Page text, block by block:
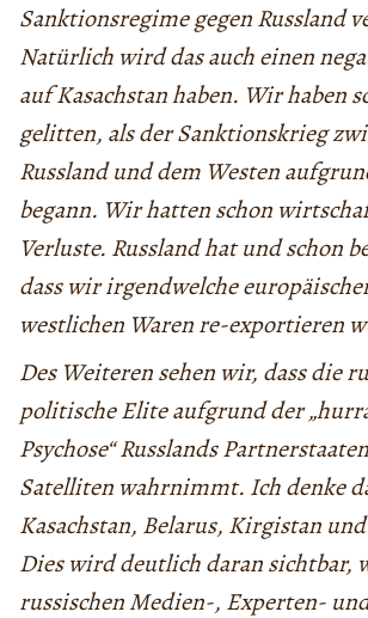
Sanktionsregime gegen Russland
Natürlich wird das auch einen
auf Kasachstan haben. Wir haben
gelitten, als der Sanktionskrieg
Russland und dem Westen
begann. Wir hatten schon
Verluste. Russland hat und schon
dass wir irgendwelche
westlichen Waren re-exportieren
Des Weiteren sehen wir, dass die
politische Elite aufgrund der
Psychose“ Russlands
Satelliten wahrnimmt. Ich denke
Kasachstan, Belarus, Kirgistan
Dies wird deutlich daran sichtbar,
russischen Medien-, Experten-